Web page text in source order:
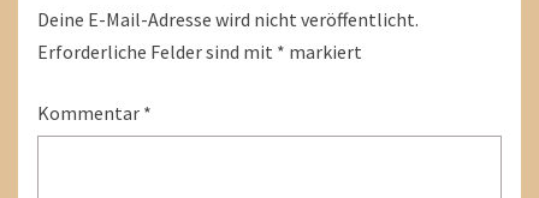
Deine E-Mail-Adresse wird nicht veröffentlicht.
Erforderliche Felder sind mit * markiert
Kommentar *